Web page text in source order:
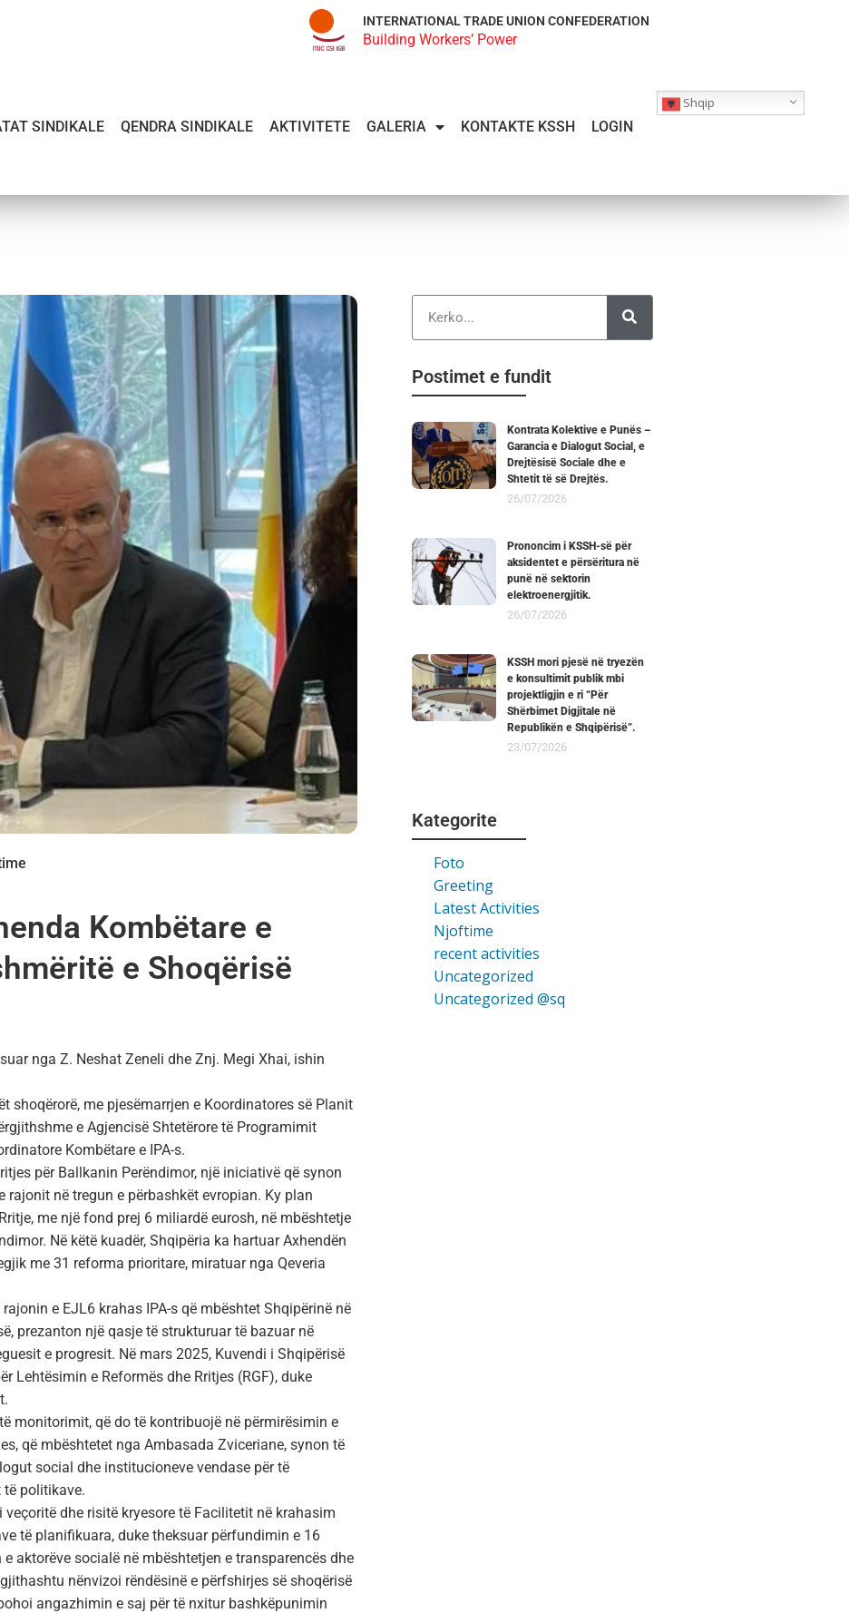
INTERNATIONAL TRADE UNION CONFEDERATION
Building Workers’ Power
SINDIKALE QENDRA SINDIKALE AKTIVITETE GALERIA KONTAKTE KSSH LOGIN
Shqip
Kombëtare e
e Shoqërisë
nga Z. Neshat Zeneli dhe Znj. Megi Xhai, ishin
shoqërorë, me pjesëmarrjen e Koordinatores së Planit
e Agjencisë Shtetërore të Programimit
Kombëtare e IPA-s.
për Ballkanin Perëndimor, një iniciativë që synon
në tregun e përbashkët evropian. Ky plan
me një fond prej 6 miliardë eurosh, në mbështetje
Në këtë kuadër, Shqipëria ka hartuar Axhendën
me 31 reforma prioritare, miratuar nga Qeveria
e EJL6 krahas IPA-s që mbështet Shqipërinë në
prezanton një qasje të strukturuar të bazuar në
e progresit. Në mars 2025, Kuvendi i Shqipërisë
Lehtësimin e Reformës dhe Rritjes (RGF), duke
monitorimit, që do të kontribuojë në përmirësimin e
që mbështetet nga Ambasada Zviceriane, synon të
social dhe institucioneve vendase për të
politikave.
dhe risitë kryesore të Facilitetit në krahasim
të planifikuara, duke theksuar përfundimin e 16
aktorëve socialë në mbështetjen e transparencës dhe
nënvizoi rëndësinë e përfshirjes së shoqërisë
angazhimin e saj për të nxitur bashkëpunimin
Postimet e fundit
Kontrata Kolektive e Punës –
Garancia e Dialogut Social, e
Drejtësisë Sociale dhe e
Shtetit të së Drejtës.
26/07/2026
Prononcim i KSSH-së për
aksidentet e përsëritura në
punë në sektorin
elektroenergjitik.
26/07/2026
KSSH mori pjesë në tryezën
e konsultimit publik mbi
projektligjin e ri “Për
Shërbimet Digjitale në
Republikën e Shqipërisë”.
23/07/2026
Kategorite
Foto
Greeting
Latest Activities
Njoftime
recent activities
Uncategorized
Uncategorized @sq